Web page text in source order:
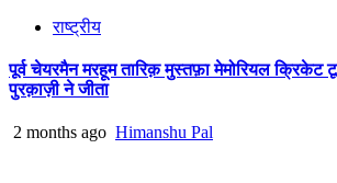
राष्ट्रीय
पूर्व चेयरमैन मरहूम तारिक़ मुस्तफ़ा मेमोरियल क्रिकेट
पुरक़ाज़ी ने जीता
2 months ago Himanshu Pal